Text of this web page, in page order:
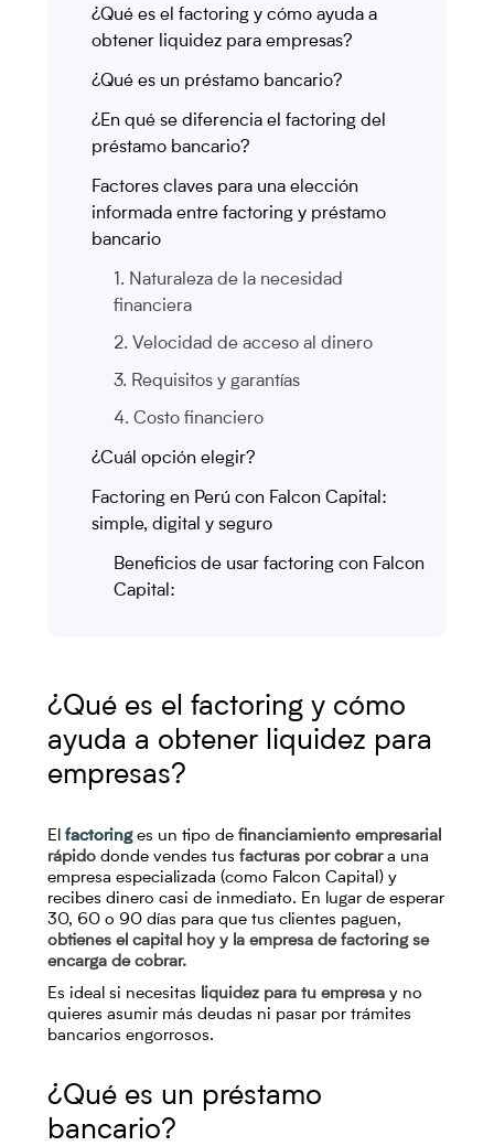
¿Qué es el factoring y cómo ayuda a
obtener liquidez para empresas?
¿Qué es un préstamo bancario?
¿En qué se diferencia el factoring del
préstamo bancario?
Factores claves para una elección
informada entre factoring y préstamo
bancario
1. Naturaleza de la necesidad
financiera
2. Velocidad de acceso al dinero
3. Requisitos y garantías
4. Costo financiero
¿Cuál opción elegir?
Factoring en Perú con Falcon Capital:
simple, digital y seguro
Beneficios de usar factoring con Falcon
Capital:
¿Qué es el factoring y cómo
ayuda a obtener liquidez para
empresas?
El factoringes un tipo de financiamiento empresarial
rápidodonde vendes tus facturas por cobrara una
empresa especializada (como Falcon Capital) y
recibes dinero casi de inmediato. En lugar de esperar
30, 60 o 90 días para que tus clientes paguen,
obtienes el capital hoy y la empresa de factoring se
encarga de cobrar.
Es ideal si necesitas liquidez para tu empresay no
quieres asumir más deudas ni pasar por trámites
bancarios engorrosos.
¿Qué es un préstamo
bancario?